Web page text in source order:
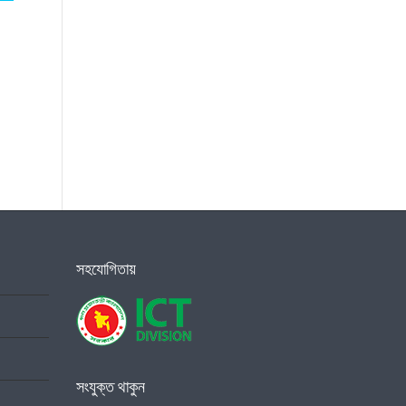
সহযোগিতায়
সংযুক্ত থাকুন